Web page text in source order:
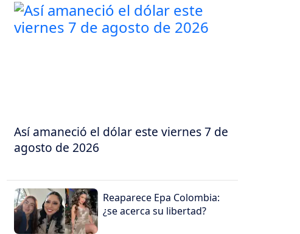
Así amaneció el dólar este viernes 7 de
agosto de 2026
Reaparece Epa Colombia:
¿se acerca su libertad?